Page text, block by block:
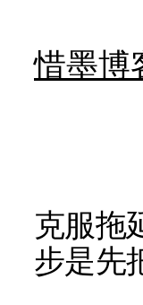
惜墨博
克服拖
步是先